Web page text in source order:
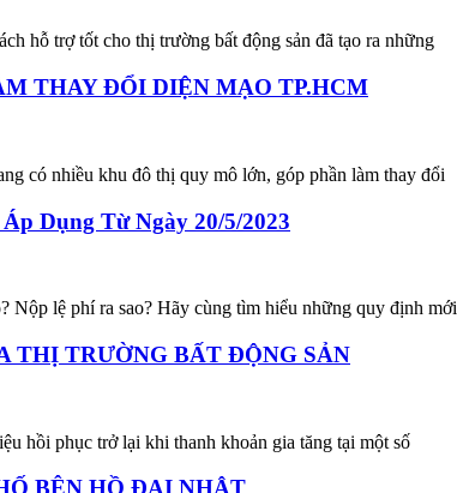
hỗ trợ tốt cho thị trường bất động sản đã tạo ra những
THAY ĐỔI DIỆN MẠO TP.HCM
có nhiều khu đô thị quy mô lớn, góp phần làm thay đổi
Dụng Từ Ngày 20/5/2023
Nộp lệ phí ra sao? Hãy cùng tìm hiểu những quy định mới
THỊ TRƯỜNG BẤT ĐỘNG SẢN
hồi phục trở lại khi thanh khoản gia tăng tại một số